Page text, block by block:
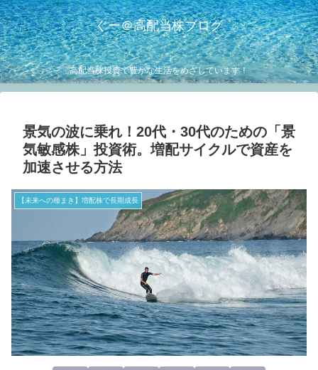
ぐー＠高配当株ブログ
高配当株投資で豊かな生活をめざしています！
景気の波に乗れ！20代・30代のための「景
気敏感株」投資術。増配サイクルで資産を
加速させる方法
【未来への種まき】増配株で長期成長